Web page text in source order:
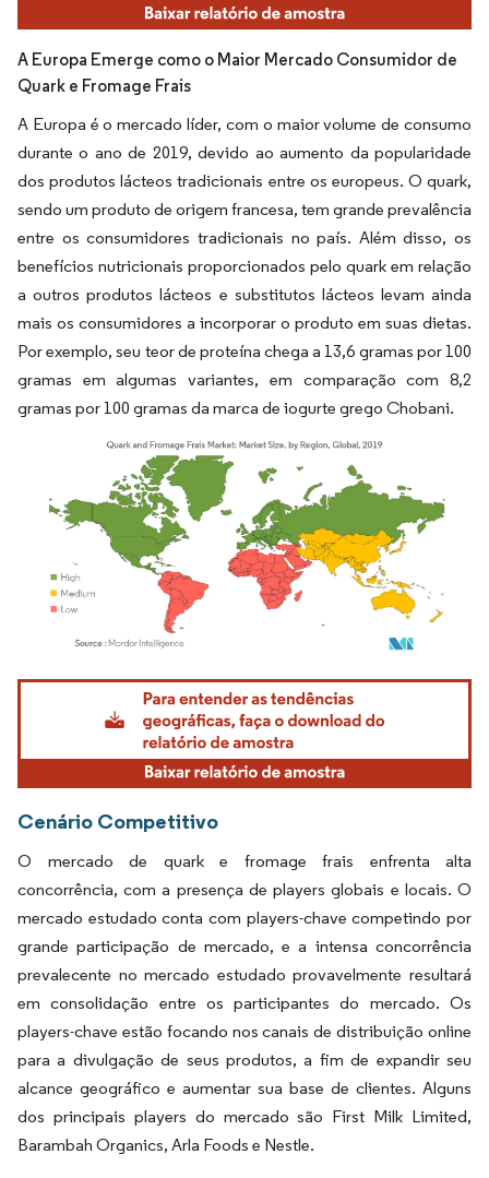
A Europa Emerge como o Maior Mercado Consumidor de
Quark e Fromage Frais
A Europa é o mercado líder, com o maior volume de consumo
durante o ano de 2019, devido ao aumento da popularidade
dos produtos lácteos tradicionais entre os europeus. O quark,
sendo um produto de origem francesa, tem grande prevalência
entre os consumidores tradicionais no país. Além disso, os
benefícios nutricionais proporcionados pelo quark em relação
a outros produtos lácteos e substitutos lácteos levam ainda
mais os consumidores a incorporar o produto em suas dietas.
Por exemplo, seu teor de proteína chega a 13,6 gramas por 100
gramas em algumas variantes, em comparação com 8,2
gramas por 100 gramas da marca de iogurte grego Chobani.
Imagem © Mordor Intelligence. O reuso requer atribuição conforme CC BY 4.0.
Cenário Competitivo
O mercado de quark e fromage frais enfrenta alta
concorrência, com a presença de players globais e locais. O
mercado estudado conta com players-chave competindo por
grande participação de mercado, e a intensa concorrência
prevalecente no mercado estudado provavelmente resultará
em consolidação entre os participantes do mercado. Os
players-chave estão focando nos canais de distribuição online
para a divulgação de seus produtos, a fim de expandir seu
alcance geográfico e aumentar sua base de clientes. Alguns
dos principais players do mercado são First Milk Limited,
Barambah Organics, Arla Foods e Nestle.